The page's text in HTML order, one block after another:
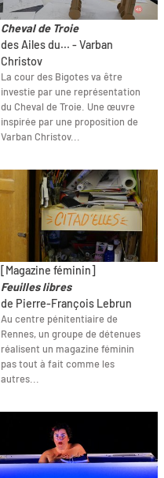
Cheval de Troie
des Ailes du... - Varban
Christov
La cour des Bigotes va être
investie par une représentation
du Cheval de Troie. Une œuvre
inspirée par une proposition de
Varban Christov...
[Magazine féminin]
Feuilles libres
de Pierre-François Lebrun
Au centre pénitentiaire de
Rennes, un groupe de détenues
réalisent un magazine féminin
pas tout à fait comme les
autres...